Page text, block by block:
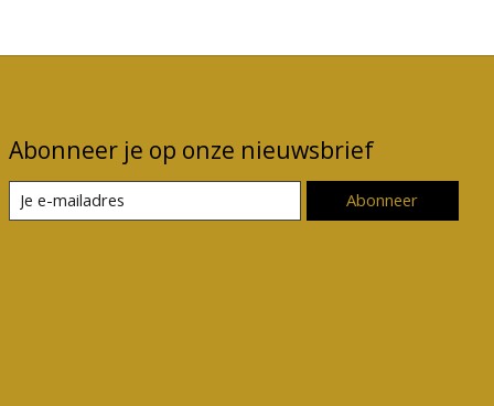
Abonneer je op onze nieuwsbrief
Abonneer